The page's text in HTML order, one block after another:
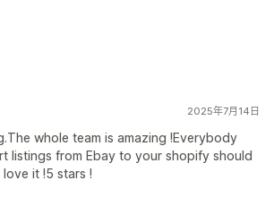
2025年7月14日
whole team is amazing !Everybody
listings from Ebay to your shopify should
it !5 stars !